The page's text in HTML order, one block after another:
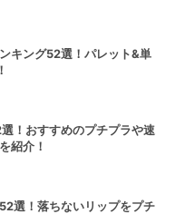
キング52選！パレット&単
！おすすめのプチプラや速
紹介！
選！落ちないリップをプチ